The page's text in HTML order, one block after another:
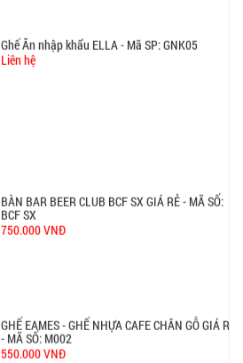
Ghế Ăn nhập khẩu ELLA - Mã SP: GNK05
Liên hệ
BÀN BAR BEER CLUB BCF SX GIÁ RẺ - MÃ SỐ:
BCF SX
750.000 VNĐ
GHẾ EAMES - GHẾ NHỰA CAFE CHÂN GỖ GIÁ RẺ
- MÃ SỐ: M002
550.000 VNĐ